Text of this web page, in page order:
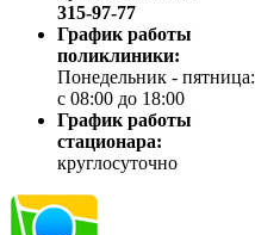
315-97-77
График работы
поликлиники:
Понедельник - пятница:
с 08:00 до 18:00
График работы
стационара:
круглосуточно